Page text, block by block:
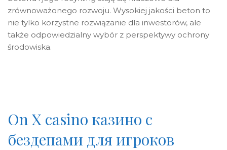
zrównoważonego rozwoju. Wysokiej jakości beton to
nie tylko korzystne rozwiązanie dla inwestorów, ale
także odpowiedzialny wybór z perspektywy ochrony
środowiska.
On X casino казино с
бездепами для игроков